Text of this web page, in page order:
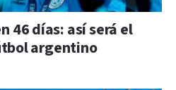
46 días: así será el
argentino